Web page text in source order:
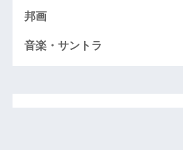
邦画
音楽・サントラ